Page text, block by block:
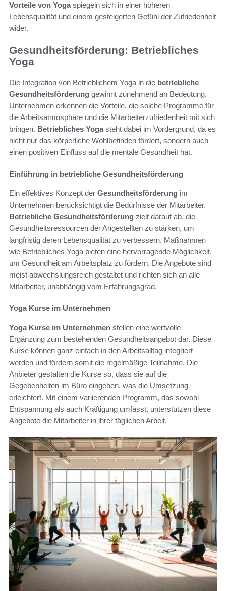
Vorteile von Yogaspiegeln sich in einer höheren
Lebensqualität und einem gesteigerten Gefühl der Zufriedenheit
wider.
Gesundheitsförderung: Betriebliches
Yoga
Die Integration von Betrieblichem Yoga in die betriebliche
Gesundheitsförderung gewinnt zunehmend an Bedeutung.
Unternehmen erkennen die Vorteile, die solche Programme für
die Arbeitsatmosphäre und die Mitarbeiterzufriedenheit mit sich
bringen. Betriebliches Yogasteht dabei im Vordergrund, da es
nicht nur das körperliche Wohlbefinden fördert, sondern auch
einen positiven Einfluss auf die mentale Gesundheit hat.
Einführung in betriebliche Gesundheitsförderung
Ein effektives Konzept der Gesundheitsförderung im
Unternehmen berücksichtigt die Bedürfnisse der Mitarbeiter.
Betriebliche Gesundheitsförderung zielt darauf ab, die
Gesundheitsressourcen der Angestellten zu stärken, um
langfristig deren Lebensqualität zu verbessern. Maßnahmen
wie Betriebliches Yoga bieten eine hervorragende Möglichkeit,
um Gesundheit am Arbeitsplatz zu fördern. Die Angebote sind
meist abwechslungsreich gestaltet und richten sich an alle
Mitarbeiter, unabhängig vom Erfahrungsgrad.
Yoga Kurse im Unternehmen
Yoga Kurse im Unternehmen stellen eine wertvolle
Ergänzung zum bestehenden Gesundheitsangebot dar. Diese
Kurse können ganz einfach in den Arbeitsalltag integriert
werden und fördern somit die regelmäßige Teilnahme. Die
Anbieter gestalten die Kurse so, dass sie auf die
Gegebenheiten im Büro eingehen, was die Umsetzung
erleichtert. Mit einem variierenden Programm, das sowohl
Entspannung als auch Kräftigung umfasst, unterstützen diese
Angebote die Mitarbeiter in ihrer täglichen Arbeit.